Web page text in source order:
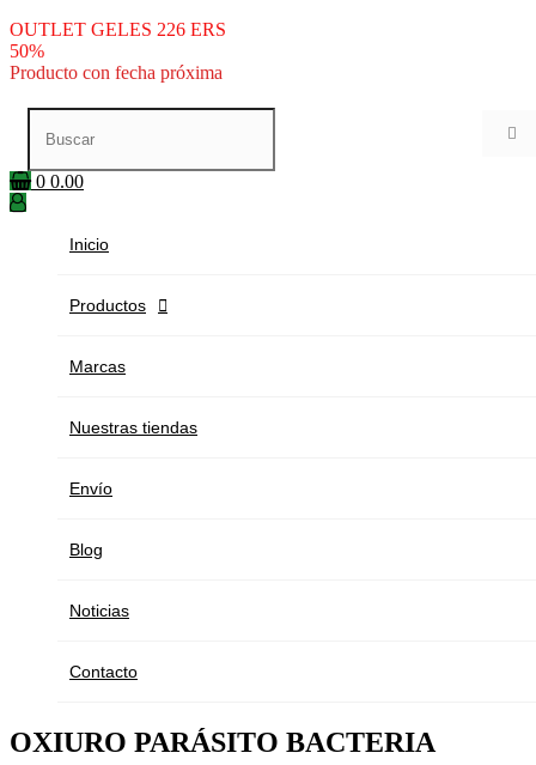
OUTLET GELES 226 ERS
50%
Producto con fecha próxima

0 0.00
Inicio
Productos 
Marcas
Nuestras tiendas
Envío
Blog
Noticias
Contacto
OXIURO PARÁSITO BACTERIA